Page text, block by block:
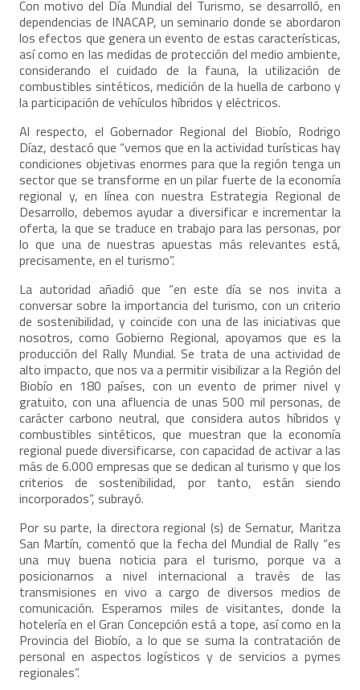
Con motivo del Día Mundial del Turismo, se desarrolló, en
dependencias de INACAP, un seminario donde se abordaron
los efectos que genera un evento de estas características,
así como en las medidas de protección del medio ambiente,
considerando el cuidado de la fauna, la utilización de
combustibles sintéticos, medición de la huella de carbono y
la participación de vehículos híbridos y eléctricos.
Al respecto, el Gobernador Regional del Biobío, Rodrigo
Díaz, destacó que “vemos que en la actividad turísticas hay
condiciones objetivas enormes para que la región tenga un
sector que se transforme en un pilar fuerte de la economía
regional y, en línea con nuestra Estrategia Regional de
Desarrollo, debemos ayudar a diversificar e incrementar la
oferta, la que se traduce en trabajo para las personas, por
lo que una de nuestras apuestas más relevantes está,
precisamente, en el turismo”.
La autoridad añadió que “en este día se nos invita a
conversar sobre la importancia del turismo, con un criterio
de sostenibilidad, y coincide con una de las iniciativas que
nosotros, como Gobierno Regional, apoyamos que es la
producción del Rally Mundial. Se trata de una actividad de
alto impacto, que nos va a permitir visibilizar a la Región del
Biobío en 180 países, con un evento de primer nivel y
gratuito, con una afluencia de unas 500 mil personas, de
carácter carbono neutral, que considera autos híbridos y
combustibles sintéticos, que muestran que la economía
regional puede diversificarse, con capacidad de activar a las
más de 6.000 empresas que se dedican al turismo y que los
criterios de sostenibilidad, por tanto, están siendo
incorporados”, subrayó.
Por su parte, la directora regional (s) de Sernatur, Maritza
San Martín, comentó que la fecha del Mundial de Rally “es
una muy buena noticia para el turismo, porque va a
posicionarnos a nivel internacional a través de las
transmisiones en vivo a cargo de diversos medios de
comunicación. Esperamos miles de visitantes, donde la
hotelería en el Gran Concepción está a tope, así como en la
Provincia del Biobío, a lo que se suma la contratación de
personal en aspectos logísticos y de servicios a pymes
regionales”.